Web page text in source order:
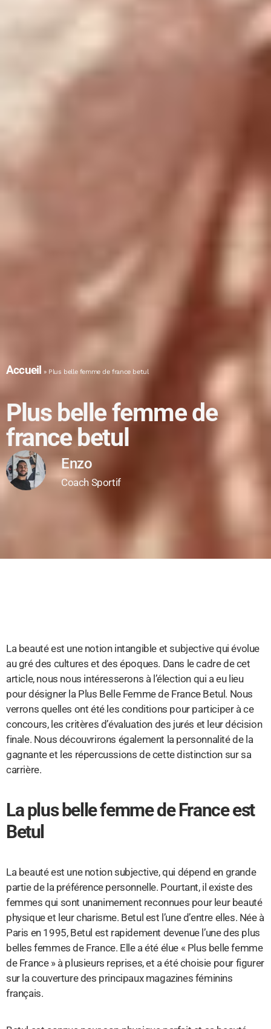
Accueil » Plus belle femme de france betul
Plus belle femme de
france betul
Enzo
Coach Sportif
La beauté est une notion intangible et subjective qui évolue
au gré des cultures et des époques. Dans le cadre de cet
article, nous nous intéresserons à l’élection qui a eu lieu
pour désigner la Plus Belle Femme de France Betul. Nous
verrons quelles ont été les conditions pour participer à ce
concours, les critères d’évaluation des jurés et leur décision
finale. Nous découvrirons également la personnalité de la
gagnante et les répercussions de cette distinction sur sa
carrière.
La plus belle femme de France est
Betul
La beauté est une notion subjective, qui dépend en grande
partie de la préférence personnelle. Pourtant, il existe des
femmes qui sont unanimement reconnues pour leur beauté
physique et leur charisme. Betul est l’une d’entre elles. Née à
Paris en 1995, Betul est rapidement devenue l’une des plus
belles femmes de France. Elle a été élue « Plus belle femme
de France » à plusieurs reprises, et a été choisie pour figurer
sur la couverture des principaux magazines féminins
français.